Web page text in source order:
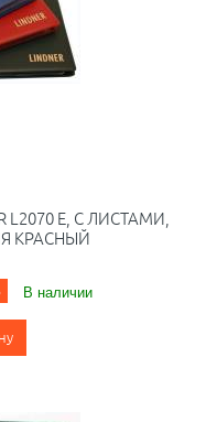
E, С ЛИСТАМИ,
КРАСНЫЙ
В наличии